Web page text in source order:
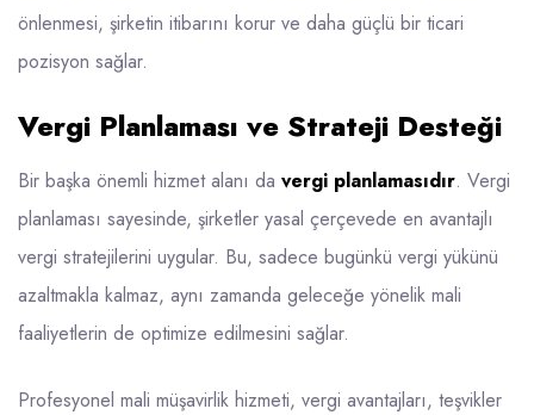
önlenmesi, şirketin itibarını korur ve daha güçlü bir ticari
pozisyon sağlar.
Vergi Planlaması ve Strateji Desteği
Bir başka önemli hizmet alanı da vergi planlamasıdır. Vergi
planlaması sayesinde, şirketler yasal çerçevede en avantajlı
vergi stratejilerini uygular. Bu, sadece bugünkü vergi yükünü
azaltmakla kalmaz, aynı zamanda geleceğe yönelik mali
faaliyetlerin de optimize edilmesini sağlar.
Profesyonel mali müşavirlik hizmeti, vergi avantajları, teşvikler